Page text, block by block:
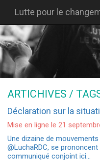
Lutte pour le
ARTICHIVES /
Déclaration sur la
Mise en ligne le 21
Une dizaine de
@LuchaRDC, se
communiqué conjoint ici…